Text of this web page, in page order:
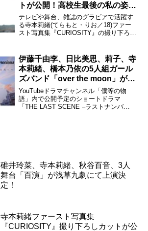
トが公開！高校生最後の私の姿を
見て！
テレビや舞台、雑誌のグラビアで活躍す
る寺本莉緒(てらもと・りお／18)ファー
スト写真集『CURIOSITY』の撮り下ろし
ミスマガジン2018 で「ミスヤングマガ...
伊藤千由李、日比美思、莉子、寺
本莉緒、橋本乃依の5人組ガール
ズバンド「over the moon」が第
三弾オリジナル曲を公開！
YouTubeドラマチャンネル「僕等の物
語」内で公開予定のショートドラマ
「THE LAST SCENE –ラストナンバ
碓井玲菜、寺本莉緒、秋谷百音、3人
舞台「百演」が浅草九劇にて上演決
定！
寺本莉緒ファースト写真集
『CURIOSITY』撮り下ろしカットが公